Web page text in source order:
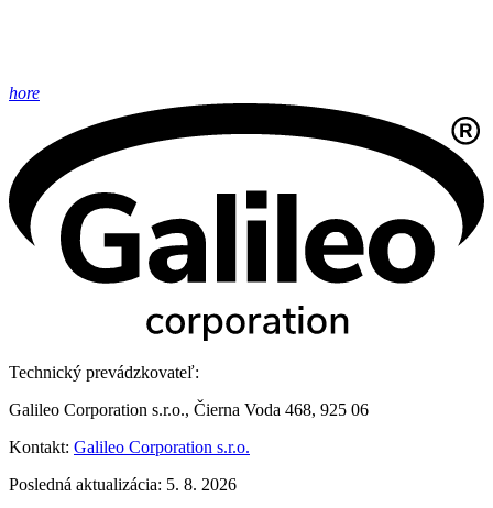
hore
Technický prevádzkovateľ:
Galileo Corporation s.r.o., Čierna Voda 468, 925 06
Kontakt: Galileo Corporation s.r.o.
Posledná aktualizácia: 5. 8. 2026